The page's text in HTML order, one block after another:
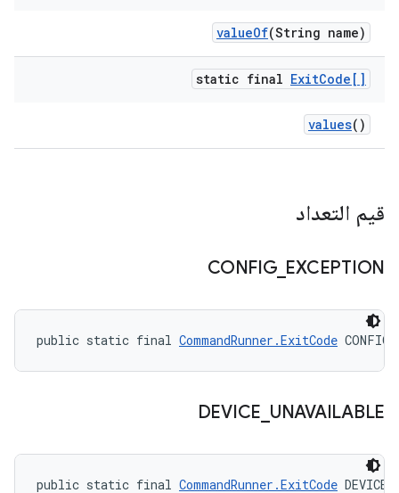
valueOf(String name)
static final ExitCode[]
values()
قيم التعداد
CONFIG_ EXCEPTION
public static final CommandRunner.ExitCode
DEVICE UNAVAILABLE
public static final CommandRunner.ExitCode